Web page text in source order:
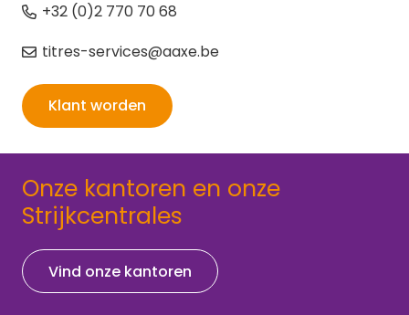
+32 (0)2 770 70 68
titres-services@aaxe.be
Klant worden
Onze kantoren en onze
Strijkcentrales
Vind onze kantoren